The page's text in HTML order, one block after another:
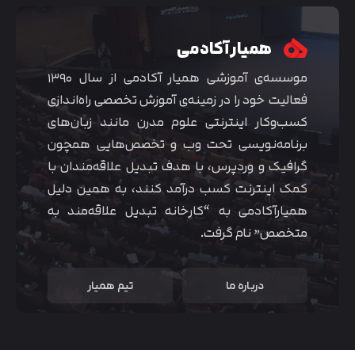
همیار آکادمی
موسسه‌ی آموزشی همیار آکادمی از سال ۱۳۹۰
فعالیت خود را در زمینه‌ی آموزش تخصصی راه‌اندازی
کسب‌و‌کار اینترنتی علوم مدرن مانند زبان‌های
برنامه‌نویسی تحت وب و تخصص‌هایی همچون
گرافیک و وردپرس، با هدف تبدیل علاقه‌مندان با
کمک اینترنت کسب درآمد کنند، به همین دلیل
همیارآکادمی به “کارخانه تبدیل علاقه‌مند به
متخصص” نام گرفت.
درباره ما تیم همیار
متوجه شدم